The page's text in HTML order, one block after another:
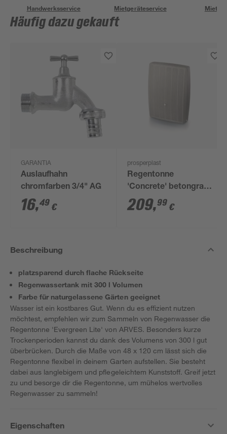
Handwerksservice Mietgeräteservice
Häufig dazu gekauft
GARANTIA
Auslaufhahn
chromfarben 3/4" AG
16,49 €
prosperplast
Regentonne
'Concrete' betongrau
200 l
209,99 €
Beschreibung
platzsparend durch flache Rückseite
Regenwassertank mit 300 l Volumen
Farbe für naturgelassene Gärten geeignet
Wasser ist ein kostbares Gut. Wenn du es effizient nutzen
möchtest, empfehlen wir zum Sammeln von Regenwasser die
Regentonne 'Evergreen Lite' von ARVES. Besonders kurze
Trockenperioden kannst du dank des Volumens von 300 l gut
überbrücken. Durch die Maße von 48 x 120 cm lässt sich die
Regentonne flexibel in deinem Garten aufstellen. Sie besteht
dabei aus langlebigem und pflegeleichtem Kunststoff. Greif jetzt
zu und besorge dir die Regentonne, um mühelos wertvolles
Regenwasser zu sammeln!
Eigenschaften